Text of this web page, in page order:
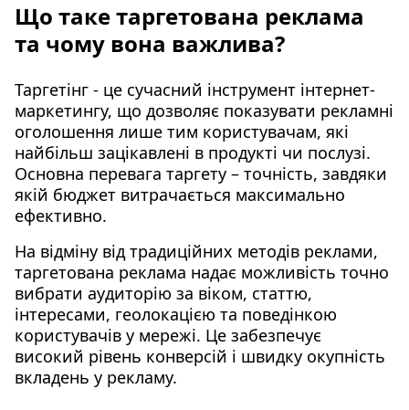
Що таке таргетована реклама
та чому вона важлива?
Таргетінг - це сучасний інструмент інтернет-
маркетингу, що дозволяє показувати рекламні
оголошення лише тим користувачам, які
найбільш зацікавлені в продукті чи послузі.
Основна перевага таргету – точність, завдяки
якій бюджет витрачається максимально
ефективно.
На відміну від традиційних методів реклами,
таргетована реклама надає можливість точно
вибрати аудиторію за віком, статтю,
інтересами, геолокацією та поведінкою
користувачів у мережі. Це забезпечує
високий рівень конверсій і швидку окупність
вкладень у рекламу.